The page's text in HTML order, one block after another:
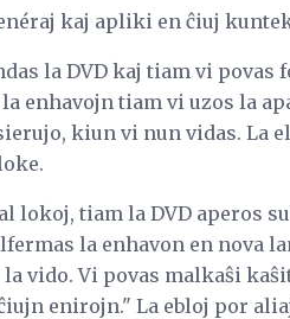
kaj apliki en ĉiuj
la DVD kaj tiam vi povas
enhavojn tiam vi uzos la
kiun vi nun vidas. La
lokoj, tiam la DVD aperos
la enhavon en nova
la vido. Vi povas malkaŝi
enirojn." La ebloj por